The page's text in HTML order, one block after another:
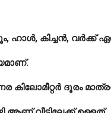
ഹാൾ, കിച്ചൻ, വർക്ക്
കിലോമീറ്റർ ദൂരം